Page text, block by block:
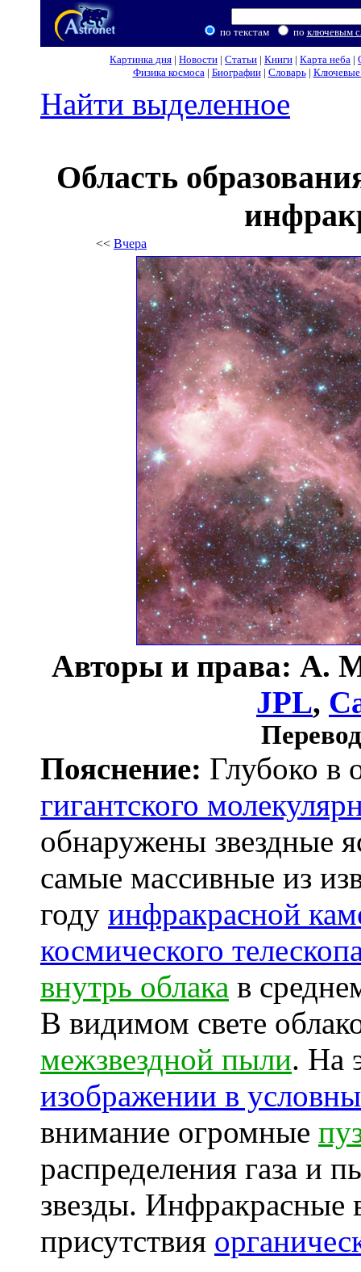
по текстам по ключевым
Картинка дня | Новости | Статьи | Книги | Карта неба |
Физика космоса| Биографии| Словарь| Ключевые
Найти выделенное
Область
<< Вчера
Авторы и права: A.
JPL,
Пояснение: Глубоко в
гигантского
обнаружены звездные
самые массивные из
году инфракрасной
космического
внутрь облака в
В видимом свете
межзвездной пыли. На
изображении в
внимание огромные
распределения газа и
звезды. Инфракрасные
присутствия